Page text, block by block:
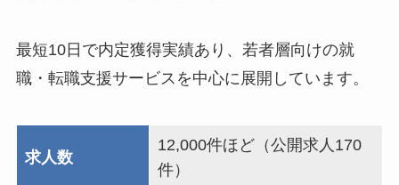
最短10日で内定獲得実績あり、若者層向けの就
職・転職支援サービスを中心に展開しています。
求人数
12,000件ほど（公開求人170
件）